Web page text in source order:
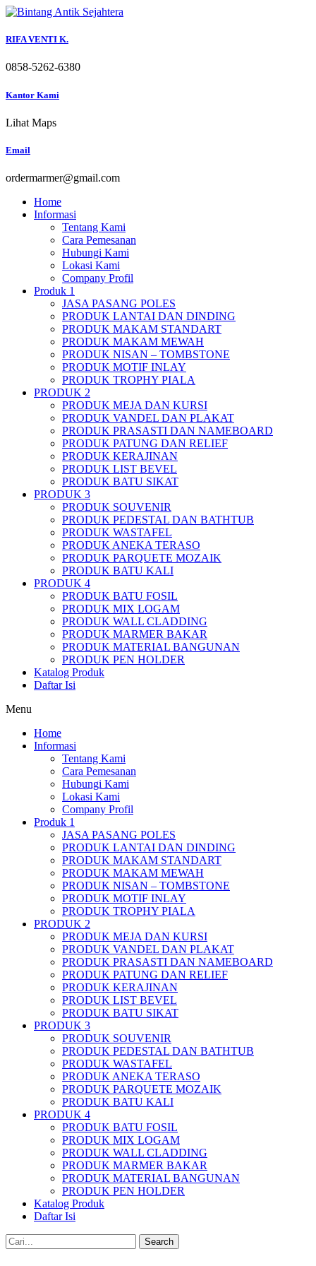
Skip
content
RIFA VENTI K.
0858-5262-6380
Kantor Kami
Lihat Maps
Email
ordermarmer@gmail.com
Home
Informasi
Tentang Kami
Cara Pemesanan
Hubungi Kami
Lokasi Kami
Company Profil
Produk 1
JASA PASANG POLES
PRODUK LANTAI DAN DINDING
PRODUK MAKAM STANDART
PRODUK MAKAM MEWAH
PRODUK NISAN – TOMBSTONE
PRODUK MOTIF INLAY
PRODUK TROPHY PIALA
PRODUK 2
PRODUK MEJA DAN KURSI
PRODUK VANDEL DAN PLAKAT
PRODUK PRASASTI DAN NAMEBOARD
PRODUK PATUNG DAN RELIEF
PRODUK KERAJINAN
PRODUK LIST BEVEL
PRODUK BATU SIKAT
PRODUK 3
PRODUK SOUVENIR
PRODUK PEDESTAL DAN BATHTUB
PRODUK WASTAFEL
PRODUK ANEKA TERASO
PRODUK PARQUETE MOZAIK
PRODUK BATU KALI
PRODUK 4
PRODUK BATU FOSIL
PRODUK MIX LOGAM
PRODUK WALL CLADDING
PRODUK MARMER BAKAR
PRODUK MATERIAL BANGUNAN
PRODUK PEN HOLDER
Katalog Produk
Daftar Isi
Menu
Home
Informasi
Tentang Kami
Cara Pemesanan
Hubungi Kami
Lokasi Kami
Company Profil
Produk 1
JASA PASANG POLES
PRODUK LANTAI DAN DINDING
PRODUK MAKAM STANDART
PRODUK MAKAM MEWAH
PRODUK NISAN – TOMBSTONE
PRODUK MOTIF INLAY
PRODUK TROPHY PIALA
PRODUK 2
PRODUK MEJA DAN KURSI
PRODUK VANDEL DAN PLAKAT
PRODUK PRASASTI DAN NAMEBOARD
PRODUK PATUNG DAN RELIEF
PRODUK KERAJINAN
PRODUK LIST BEVEL
PRODUK BATU SIKAT
PRODUK 3
PRODUK SOUVENIR
PRODUK PEDESTAL DAN BATHTUB
PRODUK WASTAFEL
PRODUK ANEKA TERASO
PRODUK PARQUETE MOZAIK
PRODUK BATU KALI
PRODUK 4
PRODUK BATU FOSIL
PRODUK MIX LOGAM
PRODUK WALL CLADDING
PRODUK MARMER BAKAR
PRODUK MATERIAL BANGUNAN
PRODUK PEN HOLDER
Katalog Produk
Daftar Isi
Search